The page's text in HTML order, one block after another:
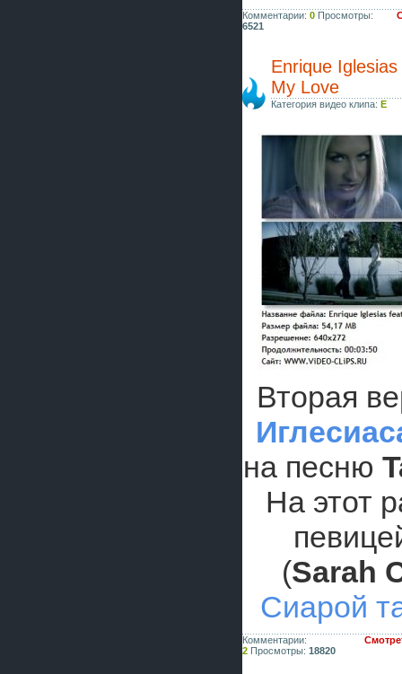
Комментарии: 0 Просмотры:
6521
Enrique
My Love
Категория видео клипа: E
Вторая
на песню
На этот
(Sarah
Сиарой
Комментарии:
2 Просмотры: 18820